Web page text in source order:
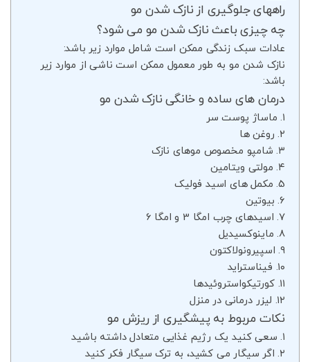
راههای جلوگیری از نازک شدن مو
چه چیزی باعث نازک شدن مو می شود؟
عادات سبک زندگی ممکن است شامل موارد زیر باشد:
نازک شدن مو به طور معمول ممکن است ناشی از موارد زیر
باشد:
درمان های ساده و خانگی نازک شدن مو
۱. ماساژ پوست سر
۲. روغن ها
۳. شامپو مخصوص موهای نازک
۴. مولتی ویتامین
5. مکمل های اسید فولیک
۶. بیوتین
۷. اسیدهای چرب امگا 3 و امگا 6
۸. ماینوکسیدیل
۹. اسپیرونولاکتون
۱۰. فیناستراید
۱۱. کورتیکواستروئیدها
۱۲. لیزر درمانی در منزل
نکات مربوط به پیشگیری از ریزش مو
۱. سعی کنید یک رژیم غذایی متعادل داشته باشید
۲. اگر سیگار می کشید، به ترک سیگار فکر کنید